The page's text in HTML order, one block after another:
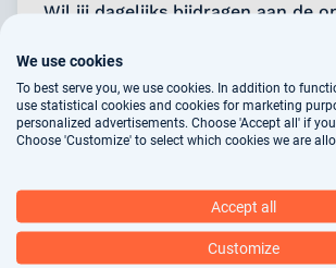
Wil jij dagelijks bijdragen aan de
van mensen én zorgen dat
soepel verlopen? Zoek je een
waarin je coaching, organiseren
combineert? Kom werken in
ontdek jouw volgende uitdaging!
SALARISINDICATIE
3.175 -
Parttime
We use cookies
To best serve you, we use cookies. In addition to
use statistical cookies and cookies for marketing
personalized advertisements. Choose 'Accept all' if
Choose 'Customize' to select which cookies we are
Accept all
Customize